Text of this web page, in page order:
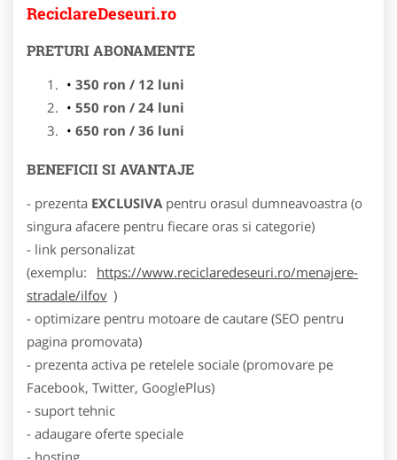
ReciclareDeseuri.ro
PRETURI ABONAMENTE
350 ron / 12 luni
550 ron / 24 luni
650 ron / 36 luni
BENEFICII SI AVANTAJE
- prezenta EXCLUSIVA pentru orasul dumneavoastra (o
singura afacere pentru fiecare oras si categorie)
- link personalizat
(exemplu:
https://www.reciclaredeseuri.ro/menajere-
stradale/ilfov )
- optimizare pentru motoare de cautare (SEO pentru
pagina promovata)
- prezenta activa pe retelele sociale (promovare pe
Facebook, Twitter, GooglePlus)
- suport tehnic
- adaugare oferte speciale
- hosting